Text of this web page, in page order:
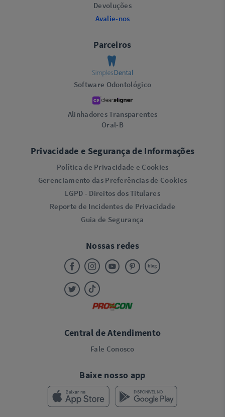
Devoluções
Avalie-nos
Parceiros
Software Odontológico
Alinhadores Transparentes
Oral-B
Privacidade e Segurança de Informações
Política de Privacidade e Cookies
Gerenciamento das Preferências de Cookies
LGPD - Direitos dos Titulares
Reporte de Incidentes de Privacidade
Guia de Segurança
Nossas redes
Central de Atendimento
Fale Conosco
Baixe nosso app